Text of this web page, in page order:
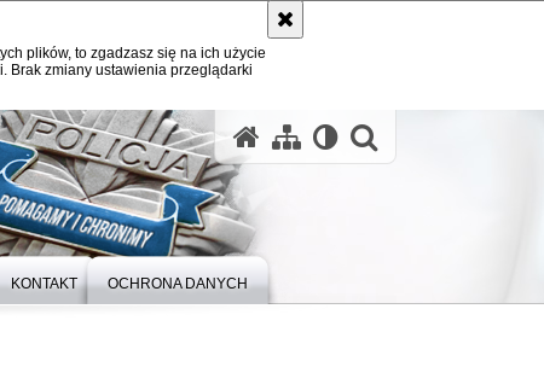
plików, to zgadzasz się na ich użycie
Brak zmiany ustawienia przeglądarki
KONTAKT OCHRONA DANYCH